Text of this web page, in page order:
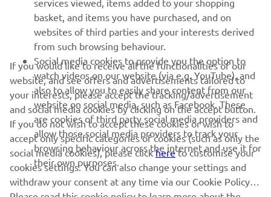
BULETIN INFORMATIV
Fii primul care află despre cele mai recente oferte, evenimente
speciale, lansări noi și multe altele.
ABONARE
Citiți Politica noastră de confidențialitate pentru a afla cum vă
procesăm datele personale:Politică de Confidențialitate
services viewed, items added to your shopping
basket, and items you have purchased, and on
websites of third parties and your interests derived
from such browsing behaviour.
Social media cookies to provide you the option to
watch videos on our website (via e.g. YouTube), and
also to allow you to easily share content from our
website on social media, such as Facebook. These
are cookies of third party social media providers and
allow those social media providers to track your
browsing behaviour across the internet and use it for
their own purposes.
If you would like to receive all the functionalities of our
website, and see offers and advertisements tailored to
your interests, please accept the tracking/advertisement
and social media cookies by clicking on the accept button.
If you do not wish to accept these cookies or wish to
accept only specific categories of cookies (such as only the
social media cookies), please clickhereto customise your
cookies settings. You can also change your settings and
withdraw your consent at any time via our Cookie Policy.